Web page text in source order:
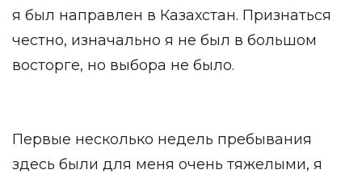
я был направлен в Казахстан. Признаться
честно, изначально я не был в большом
восторге, но выбора не было.
Первые несколько недель пребывания
здесь были для меня очень тяжелыми, я